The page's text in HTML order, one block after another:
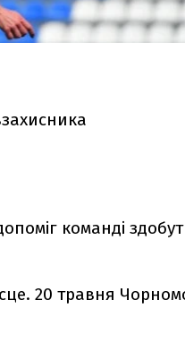
команді
20 травня